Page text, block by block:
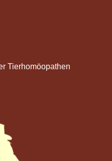
Tierhomöopathen